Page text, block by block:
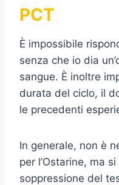
PCT
È impossibile
senza che io dia
sangue. È inoltre
durata del ciclo, il
le precedenti
In generale, non è
per l’Ostarine, ma
soppressione del